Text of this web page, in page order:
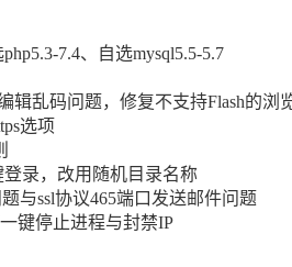
7.4、自选mysql5.5-5.7
辑乱码问题，修复不支持Flash的浏
选项
登录，改用随机目录名称
与ssl协议465端口发送邮件问题
键停止进程与封禁IP